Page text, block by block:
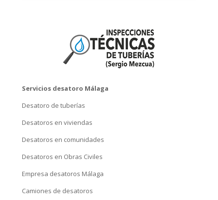
Servicios desatoro Málaga
Desatoro de tuberías
Desatoros en viviendas
Desatoros en comunidades
Desatoros en Obras Civiles
Empresa desatoros Málaga
Camiones de desatoros